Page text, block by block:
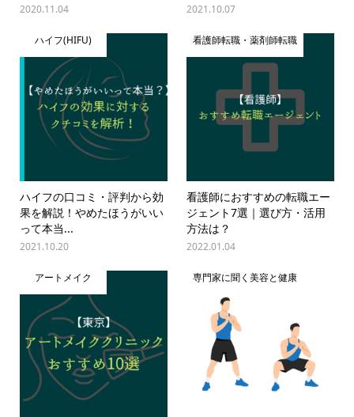
2020.11.04 2021.10.07
ハイフ(HIFU)
ハイフの口コミ・評判から効
果を解説！やめたほうがいい
って本当...
2021.10.20
看護師転職・薬剤師転職
看護師におすすめの転職エー
ジェント7選｜選び方・活用
方法は？
2022.01.04
アートメイク 専門家に聞く美容と健康